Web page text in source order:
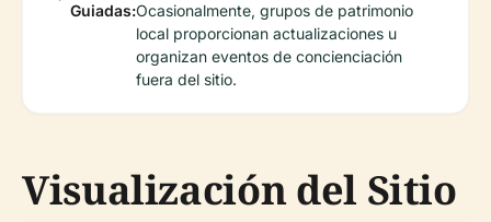
Guiadas:Ocasionalmente, grupos de patrimonio
local proporcionan actualizaciones u
organizan eventos de concienciación
fuera del sitio.
Visualización del Sitio